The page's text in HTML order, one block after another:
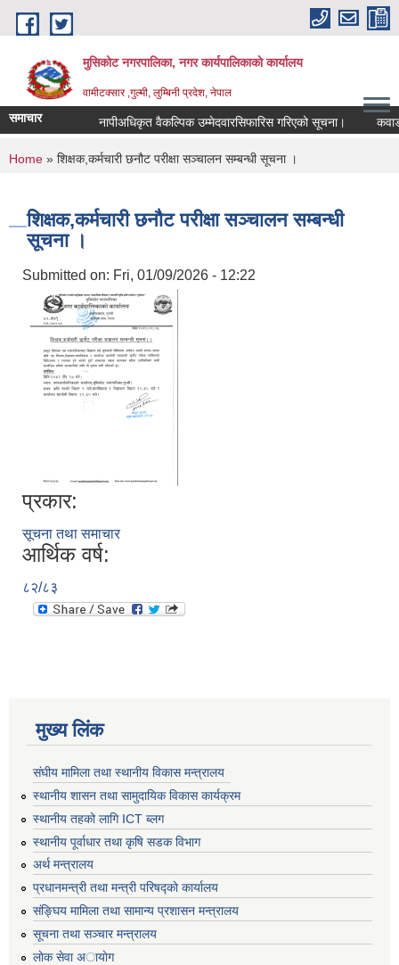
Skip to main content
मुसिकोट नगरपालिका, नगर कार्यपालिकाकाे कार्यालय
वामीटक्सार ,गुल्मी, लुम्बिनी प्रदेश, नेपाल
समाचार नापीअधिकृत वैकल्पिक उम्मेदवारसिफारिस गरिएको सूचना। कवाडी
You are here
Home » शिक्षक,कर्मचारी छनौट परीक्षा सञ्चालन सम्बन्धी सूचना ।
शिक्षक,कर्मचारी छनौट परीक्षा सञ्चालन सम्बन्धी
सूचना ।
Submitted on: Fri, 01/09/2026 - 12:22
प्रकार:
सूचना तथा समाचार
आर्थिक वर्ष:
८२/८३
मुख्य लिंक
संघीय मामिला तथा स्थानीय विकास मन्त्रालय
स्थानीय शासन तथा सामुदायिक विकास कार्यक्रम
स्थानीय तहको लागि ICT ब्लग
स्थानीय पूर्वाधार तथा कृषि सडक विभाग
अर्थ मन्त्रालय
प्रधानमन्त्री तथा मन्त्री परिषद्काे कार्यालय
संङ्घिय मामिला तथा सामान्य प्रशासन मन्त्रालय
सूचना तथा सञ्चार मन्त्रालय
लाेक सेवा अायाेग